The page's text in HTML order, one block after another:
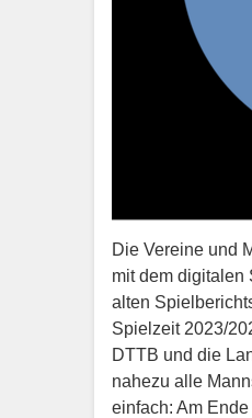
Die Vereine und
mit dem digitalen
alten
Spielzeit 2023/
DTTB und die
nahezu alle
einfach: Am